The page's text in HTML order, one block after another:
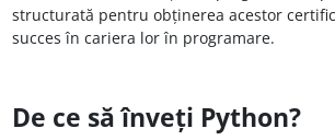
structurată pentru obținerea acestor
succes în cariera lor în programare.
De ce să înveți Python?